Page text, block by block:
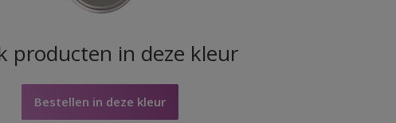
producten in deze kleur
Bestellen in deze kleur